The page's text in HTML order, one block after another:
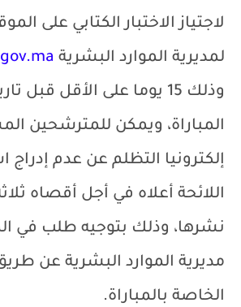
لاجتياز الاختبار الكتابي على
لمديرية الموارد البشرية
وذلك 15 يوما على الأقل قبل
المباراة، ويمكن للمترشحين
إلكترونيا التظلم عن عدم
اللائحة أعلاه في أجل أقصاه
نشرها، وذلك بتوجيه طلب في
مديرية الموارد البشرية عن
الخاصة بالمباراة.